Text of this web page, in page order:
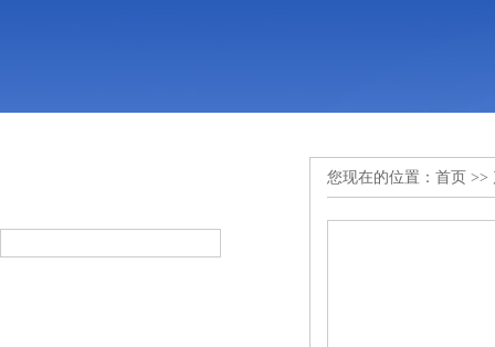
您现在的位置： 首页 >>